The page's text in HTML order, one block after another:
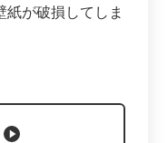
が破損してしま